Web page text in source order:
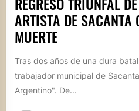
ARTISTA DE SACANTA
MUERTE
Tras dos años de una dura
trabajador municipal de
Argentino". De...